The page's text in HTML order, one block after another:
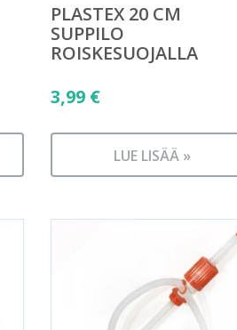
PLASTEX 20 CM
SUPPILO
ROISKESUOJALLA
3,99 €
LUE LISÄÄ »